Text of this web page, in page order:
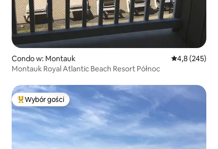
Condo w: Montauk Średnia
4,8 (245)
Montauk Royal Atlantic Beach Resort Północ
Najpopularniejsze z kategorii Wybór gości
Wybór gości